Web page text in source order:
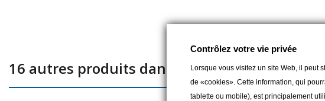
16 autres produits dans la même catégorie :
Contrôlez votre vie privée
Lorsque vous visitez un site Web, il peut
de «cookies». Cette information, qui
tablette ou mobile), est principalement